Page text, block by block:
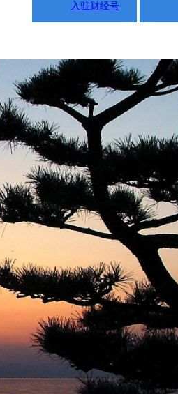
入驻财经号